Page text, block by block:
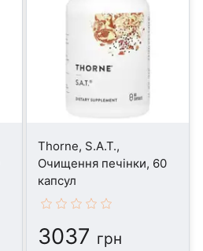
Thorne, S.A.T.,
Очищення печінки, 60
капсул
3037 грн